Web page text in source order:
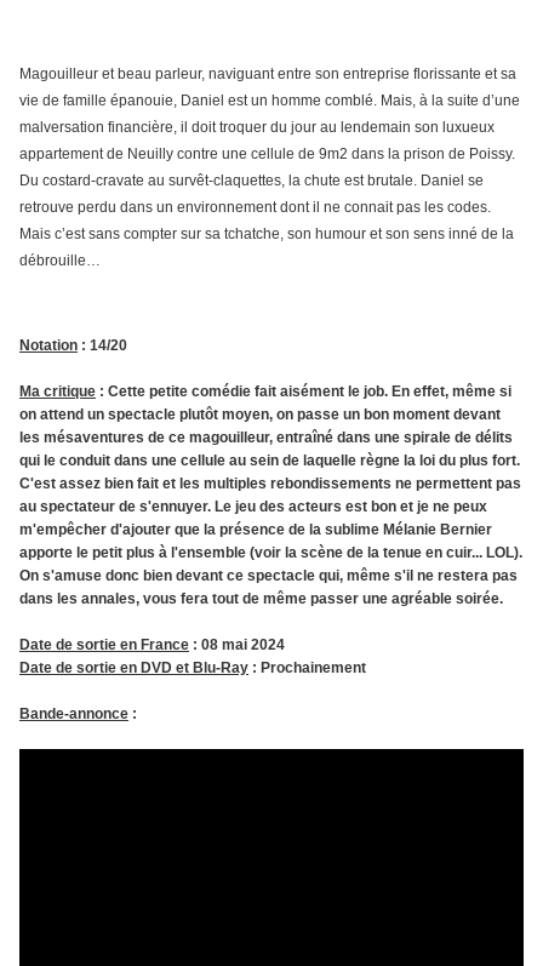
Magouilleur et beau parleur, naviguant entre son entreprise florissante et sa
vie de famille épanouie, Daniel est un homme comblé. Mais, à la suite d’une
malversation financière, il doit troquer du jour au lendemain son luxueux
appartement de Neuilly contre une cellule de 9m2 dans la prison de Poissy.
Du costard-cravate au survêt-claquettes, la chute est brutale. Daniel se
retrouve perdu dans un environnement dont il ne connait pas les codes.
Mais c’est sans compter sur sa tchatche, son humour et son sens inné de la
débrouille…
Notation : 14/20
Ma critique : Cette petite comédie fait aisément le job. En effet, même si
on attend un spectacle plutôt moyen, on passe un bon moment devant
les mésaventures de ce magouilleur, entraîné dans une spirale de délits
qui le conduit dans une cellule au sein de laquelle règne la loi du plus fort.
C'est assez bien fait et les multiples rebondissements ne permettent pas
au spectateur de s'ennuyer. Le jeu des acteurs est bon et je ne peux
m'empêcher d'ajouter que la présence de la sublime Mélanie Bernier
apporte le petit plus à l'ensemble (voir la scène de la tenue en cuir... LOL).
On s'amuse donc bien devant ce spectacle qui, même s'il ne restera pas
dans les annales, vous fera tout de même passer une agréable soirée.
Date de sortie en France : 08 mai 2024
Date de sortie en DVD et Blu-Ray : Prochainement
Bande-annonce :